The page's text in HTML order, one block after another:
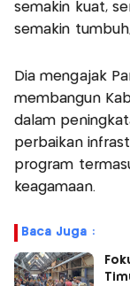
semakin kuat,
semakin
Dia mengajak
membangun
dalam
perbaikan
program
keagamaan.
Baca Juga :